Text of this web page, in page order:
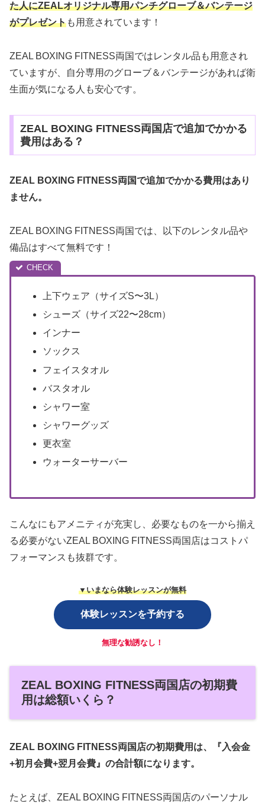
た人にZEALオリジナル専用パンチグローブ＆バンテージ
がプレゼントも用意されています！
ZEAL BOXING FITNESS両国ではレンタル品も用意され
ていますが、自分専用のグローブ＆バンテージがあれば衛
生面が気になる人も安心です。
ZEAL BOXING FITNESS両国店で追加でかかる
費用はある？
ZEAL BOXING FITNESS両国で追加でかかる費用はあり
ません。
ZEAL BOXING FITNESS両国では、以下のレンタル品や
備品はすべて無料です！
上下ウェア（サイズS〜3L）
シューズ（サイズ22〜28cm）
インナー
ソックス
フェイスタオル
バスタオル
シャワー室
シャワーグッズ
更衣室
ウォーターサーバー
こんなにもアメニティが充実し、必要なものを一から揃え
る必要がないZEAL BOXING FITNESS両国店はコストパ
フォーマンスも抜群です。
▼いまなら体験レッスンが無料
体験レッスンを予約する
無理な勧誘なし！
ZEAL BOXING FITNESS両国店の初期費
用は総額いくら？
ZEAL BOXING FITNESS両国店の初期費用は、『入会金
+初月会費+翌月会費』の合計額になります。
たとえば、ZEAL BOXING FITNESS両国店のパーソナル